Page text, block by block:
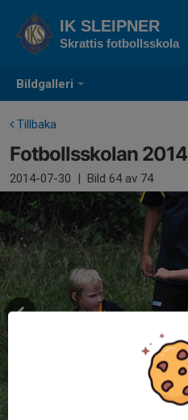
Bildgalleri
IK SLEIPNER
Skrattis fotbollsskola
Tillbaka
Fotbollsskolan 2014
2014-07-30 | Bild 64av 74